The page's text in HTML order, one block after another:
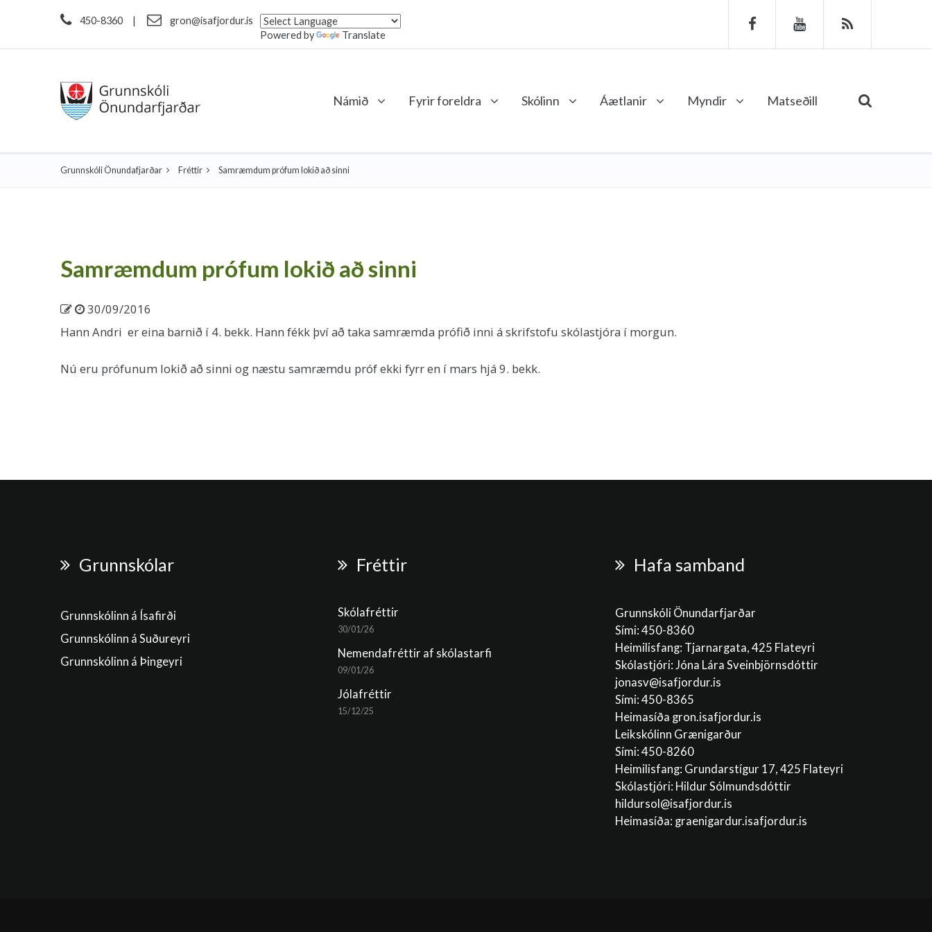
450-8360 |
gron@isafjordur.is
Powered by
Translate
Námið Fyrir foreldra Skólinn Áætlanir Myndir Matseðill
Grunnskóli Önundafjarðar Fréttir Samræmdum prófum lokið að sinni
Samræmdum prófum lokið að sinni
30/09/2016
Hann Andri er eina barnið í 4. bekk. Hann fékk því að taka samræmda prófið inni á skrifstofu skólastjóra í morgun.
Nú eru prófunum lokið að sinni og næstu samræmdu próf ekki fyrr en í mars hjá 9. bekk.
Grunnskólar
Grunnskólinn á Ísafirði
Grunnskólinn á Suðureyri
Grunnskólinn á Þingeyri
Fréttir
Skólafréttir
30/01/26
Nemendafréttir af skólastarfi
09/01/26
Jólafréttir
15/12/25
Hafa samband
Grunnskóli Önundarfjarðar
Sími: 450-8360
Heimilisfang: Tjarnargata, 425 Flateyri
Skólastjóri: Jóna Lára Sveinbjörnsdóttir
jonasv@isafjordur.is
Sími: 450-8365
Heimasíða gron.isafjordur.is
Leikskólinn Grænigarður
Sími: 450-8260
Heimilisfang: Grundarstígur 17, 425 Flateyri
Skólastjóri: Hildur Sólmundsdóttir
hildursol@isafjordur.is
Heimasíða: graenigardur.isafjordur.is